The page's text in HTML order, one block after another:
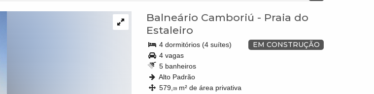
Balneário Camboriú - Praia do
Estaleiro
EM CONSTRUÇÃO
4 dormitórios (4 suítes)
4 vagas
5 banheiros
Alto Padrão
579, 09 m² de área privativa